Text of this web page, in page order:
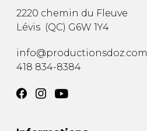
2220 chemin du Fleuve
Lévis (QC) G6W 1Y4
info@productionsdoz.com
418 834-8384